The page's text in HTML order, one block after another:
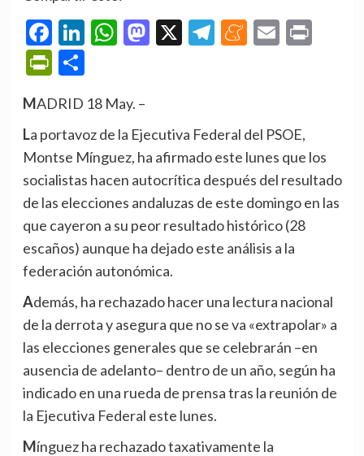
Facebook
LinkedIn
WhatsApp
Mastodon
X Telegram
Meneame
Email
PrintFriendly
Compartir
MADRID 18 May. –
La portavoz de la Ejecutiva Federal del PSOE,
Montse Mínguez, ha afirmado este lunes que los
socialistas hacen autocrítica después del resultado
de las elecciones andaluzas de este domingo en las
que cayeron a su peor resultado histórico (28
escaños) aunque ha dejado este análisis a la
federación autonómica.
Además, ha rechazado hacer una lectura nacional
de la derrota y asegura que no se va «extrapolar» a
las elecciones generales que se celebrarán –en
ausencia de adelanto– dentro de un año, según ha
indicado en una rueda de prensa tras la reunión de
la Ejecutiva Federal este lunes.
Mínguez ha rechazado taxativamente la